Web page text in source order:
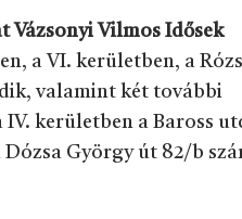
Vázsonyi Vilmos Idősek
a VI. kerületben, a
valamint két további
kerületben a Baross
Dózsa György út 82/b